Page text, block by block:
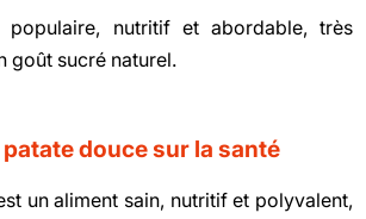
populaire, nutritif et abordable, très
goût sucré naturel.
douce sur la santé
un aliment sain, nutritif et polyvalent,